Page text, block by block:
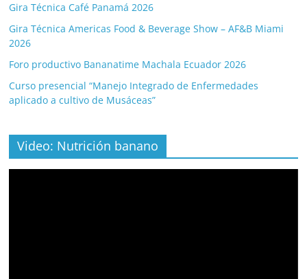
Gira Técnica Café Panamá 2026
Gira Técnica Americas Food & Beverage Show – AF&B Miami
2026
Foro productivo Bananatime Machala Ecuador 2026
Curso presencial “Manejo Integrado de Enfermedades
aplicado a cultivo de Musáceas”
Video: Nutrición banano